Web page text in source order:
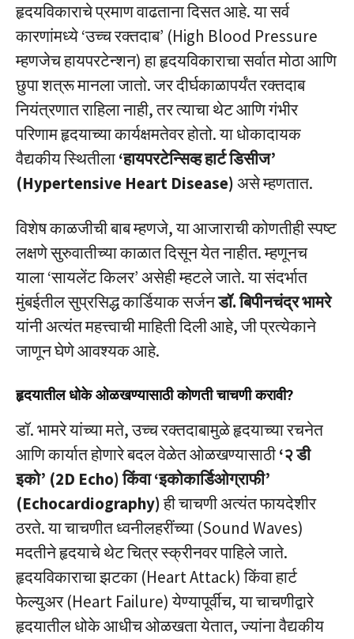
हृदयविकाराचे प्रमाण वाढताना दिसत आहे. या सर्व
कारणांमध्ये ‘उच्च रक्तदाब’ (High Blood Pressure
म्हणजेच हायपरटेन्शन) हा हृदयविकाराचा सर्वात मोठा आणि
छुपा शत्रू मानला जातो. जर दीर्घकाळापर्यंत रक्तदाब
नियंत्रणात राहिला नाही, तर त्याचा थेट आणि गंभीर
परिणाम हृदयाच्या कार्यक्षमतेवर होतो. या धोकादायक
वैद्यकीय स्थितीला‘हायपरटेन्सिव्ह हार्ट डिसीज’
(Hypertensive Heart Disease)असे म्हणतात.
विशेष काळजीची बाब म्हणजे, या आजाराची कोणतीही स्पष्ट
लक्षणे सुरुवातीच्या काळात दिसून येत नाहीत. म्हणूनच
याला ‘सायलेंट किलर’ असेही म्हटले जाते. या संदर्भात
मुंबईतील सुप्रसिद्ध कार्डियाक सर्जनडॉ. बिपीनचंद्र भामरे
यांनी अत्यंत महत्त्वाची माहिती दिली आहे, जी प्रत्येकाने
जाणून घेणे आवश्यक आहे.
हृदयातील धोके ओळखण्यासाठी कोणती चाचणी करावी?
डॉ. भामरे यांच्या मते, उच्च रक्तदाबामुळे हृदयाच्या रचनेत
आणि कार्यात होणारे बदल वेळेत ओळखण्यासाठी‘२ डी
इको’ (2D Echo) किंवा ‘इकोकार्डिओग्राफी’
(Echocardiography)ही चाचणी अत्यंत फायदेशीर
ठरते. या चाचणीत ध्वनीलहरींच्या (Sound Waves)
मदतीने हृदयाचे थेट चित्र स्क्रीनवर पाहिले जाते.
हृदयविकाराचा झटका (Heart Attack) किंवा हार्ट
फेल्युअर (Heart Failure) येण्यापूर्वीच, या चाचणीद्वारे
हृदयातील धोके आधीच ओळखता येतात, ज्यांना वैद्यकीय